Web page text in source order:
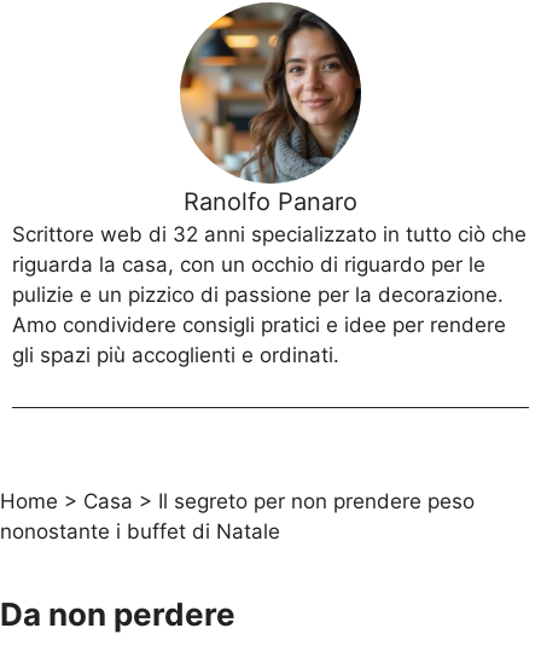
Ranolfo Panaro
Scrittore web di 32 anni specializzato in tutto ciò che
riguarda la casa, con un occhio di riguardo per le
pulizie e un pizzico di passione per la decorazione.
Amo condividere consigli pratici e idee per rendere
gli spazi più accoglienti e ordinati.
Home > Casa > Il segreto per non prendere peso
nonostante i buffet di Natale
Da non perdere